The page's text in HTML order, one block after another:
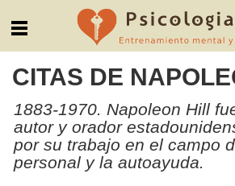
CITAS DE
1883-1970. Napoleon Hill
autor y orador
por su trabajo en el campo
personal y la autoayuda.